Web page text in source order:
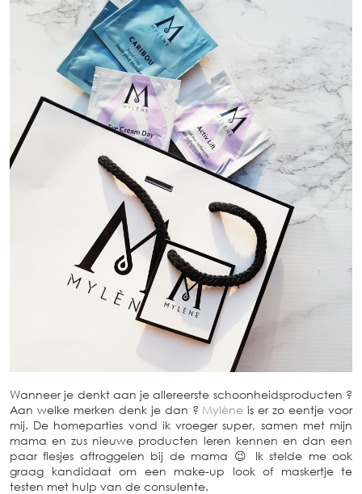
Wanneer je denkt aan je allereerste schoonheidsproducten ?
Aan welke merken denk je dan ? Mylène is er zo eentje voor
mij. De homeparties vond ik vroeger super, samen met mijn
mama en zus nieuwe producten leren kennen en dan een
paar flesjes aftroggelen bij de mama 😉 Ik stelde me ook
graag kandidaat om een make-up look of maskertje te
testen met hulp van de consulente.